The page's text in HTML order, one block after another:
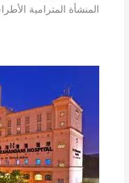
المنشأة المترامية